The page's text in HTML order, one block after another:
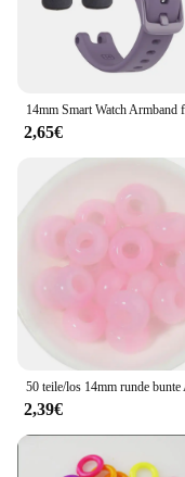
2,65€
2,39€